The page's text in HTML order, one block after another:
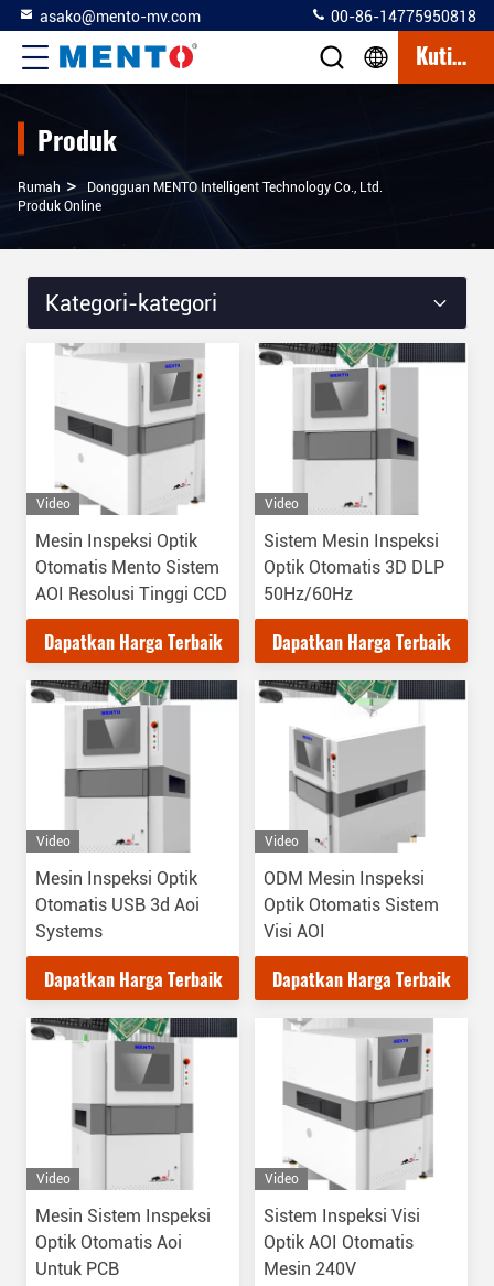
asako@mento-mv.com 00-86-14775950818
Kutipan
Produk
Rumah >
Dongguan MENTO Intelligent Technology Co., Ltd.
Produk Online
Kategori-kategori
Video
Mesin Inspeksi Optik
Otomatis Mento Sistem
AOI Resolusi Tinggi CCD
Dapatkan Harga Terbaik
Video
Sistem Mesin Inspeksi
Optik Otomatis 3D DLP
50Hz/60Hz
Dapatkan Harga Terbaik
Video
Mesin Inspeksi Optik
Otomatis USB 3d Aoi
Systems
Dapatkan Harga Terbaik
Video
ODM Mesin Inspeksi
Optik Otomatis Sistem
Visi AOI
Dapatkan Harga Terbaik
Video
Mesin Sistem Inspeksi
Optik Otomatis Aoi
Untuk PCB
Video
Sistem Inspeksi Visi
Optik AOI Otomatis
Mesin 240V